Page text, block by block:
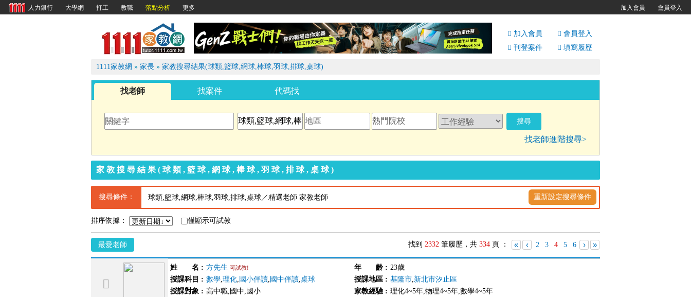
1111家教網
加入會員 會員登入
刊登案件 填寫履歷
1111家教網 » 家長 » 家教搜尋結果(球類,籃球,網球,棒球,羽球,排球,桌球)
找老師 找案件 代碼找
找老師進階搜尋>
家教搜尋結果(球類,籃球,網球,棒球,羽球,排球,桌球)
搜尋條件： 球類,籃球,網球,棒球,羽球,排球,桌球／精選老師 家教老師 重新設定搜尋條件
排序依據： 僅顯示可試教
最愛老師 找到 2332 筆履歷，共 334 頁 ： « ‹ 2 3 4 5 6 › »
姓 名 : 方先生 可試教! 年 齡: 23歲
授課科目 : 數學,理化, 國小伴讀, 國中伴讀,桌球 授課地區: 基隆市,新北市汐止區
授課對象 : 高中職,國中,國小 家教經驗: 理化4~5年,物理4~5年,數學4~5年
人力銀行 大學網 打工 教職 落點分析 更多 加入會員 會員登入